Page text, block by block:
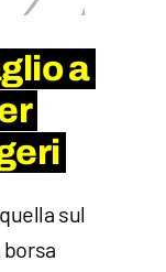
a
sul
borsa